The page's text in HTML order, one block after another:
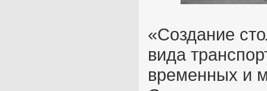
«Создание
вида
временных и